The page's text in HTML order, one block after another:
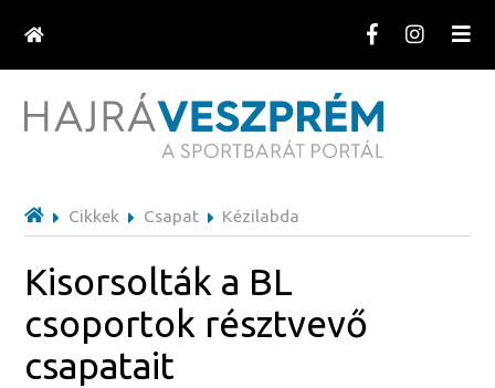
Cikkek Csapat Kézilabda
Kisorsolták a BL
csoportok résztvevő
csapatait